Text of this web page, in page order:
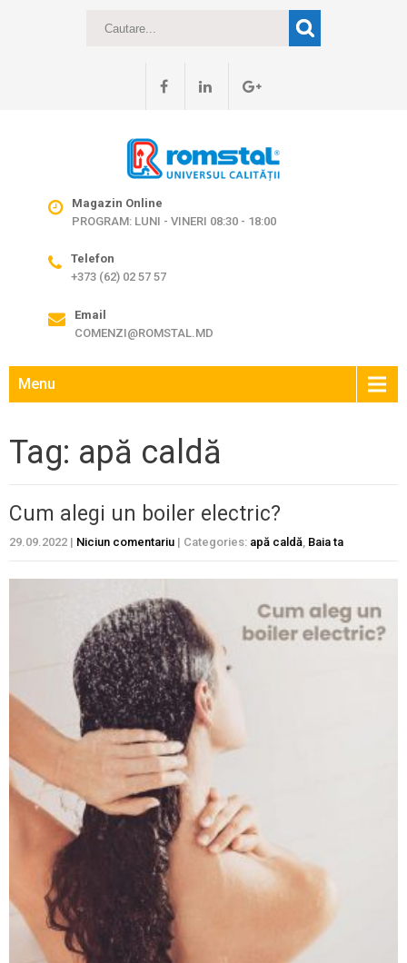
Magazin Online
PROGRAM: LUNI - VINERI 08:30 - 18:00
Telefon
+373 (62) 02 57 57
Email
COMENZI@ROMSTAL.MD
Menu
Tag: apă caldă
Cum alegi un boiler electric?
29.09.2022 | Niciun comentariu | Categories: apă caldă, Baia ta